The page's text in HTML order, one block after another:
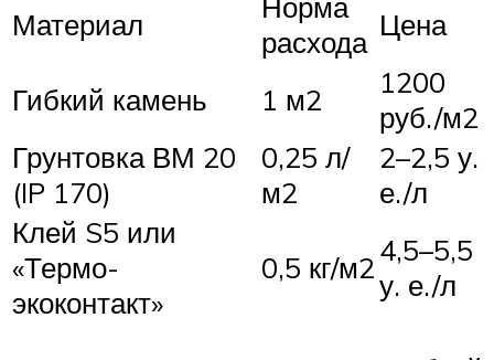
Материал
расхода Цена
Гибкий камень 1 м2
1200
руб./м2
Грунтовка ВМ 20
(IP 170)
0,25 л/
м2
2–2,5 у.
е./л
Клей S5 или
«Термо-
экоконтакт»
0,5 кг/м24,5–5,5
у. е./л